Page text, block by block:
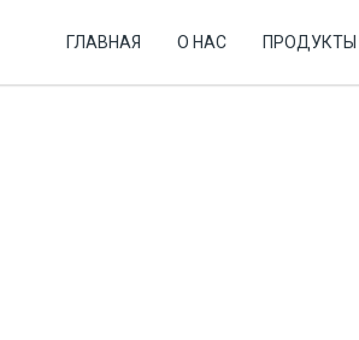
ГЛАВНАЯ О НАС ПРОДУКТЫ